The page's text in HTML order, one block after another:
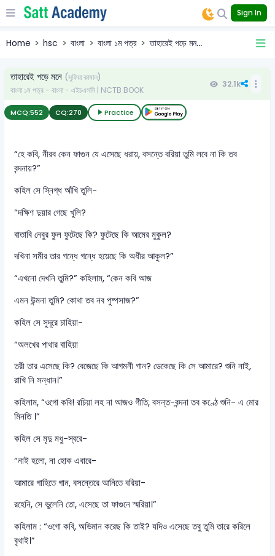
Sign In
Home hsc বাংলা বাংলা ১ম পত্র তাহারেই পড়ে মন...
তাহারেই পড়ে মনে (সুফিয়া কামাল)
বাংলা ১ম পত্র - বাংলা - এইচএসসি | NCTB BOOK
32.1k
MCQ:552 CQ:270 Practice
“হে কবি, নীরব কেন ফাগুন যে এসেছে ধরায়, বসন্তে বরিয়া তুমি লবে না কি তব
বন্দনায়?”
কহিল সে স্নিগ্ধ আঁখি তুলি-
“দক্ষিণ দুয়ার গেছে খুলি?
বাতাবি নেবুর ফুল ফুটেছে কি? ফুটেছে কি আমের মুকুল?
দখিনা সমীর তার গন্ধে গন্ধে হয়েছে কি অধীর আকুল?”
“এখনো দেখনি তুমি?” কহিলাম, “কেন কবি আজ
এমন উন্মনা তুমি? কোথা তব নব পুষ্পসাজ?”
কহিল সে সুদূরে চাহিয়া-
“অলখের পাথার বাহিয়া
তরী তার এসেছে কি? বেজেছে কি আগমনী গান? ডেকেছে কি সে আমারে? শুনি নাই,
রাখি নি সন্ধান।”
কহিলাম, “ওগো কবি! রচিয়া লহ না আজও গীতি, বসন্ত-বন্দনা তব কণ্ঠে শুনি- এ মোর
মিনতি ।”
কহিল সে মৃদু মধু-স্বরে-
“নাই হলো, না হোক এবারে-
আমারে গাহিতে গান, বসন্তেরে আনিতে বরিয়া-
রহেনি, সে ভুলেনি তো, এসেছে তা ফাগুনে স্মরিয়া।”
কহিলাম : “ওগো কবি, অভিমান করেছ কি তাই? যদিও এসেছে তবু তুমি তারে করিলে
বৃথাই।”